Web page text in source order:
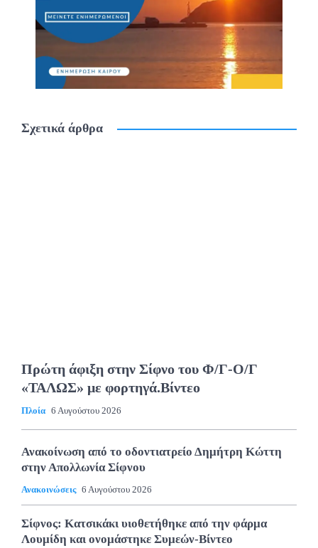
Σχετικά άρθρα
Πρώτη άφιξη στην Σίφνο του Φ/Γ-Ο/Γ
«ΤΑΛΩΣ» με φορτηγά.Βίντεο
Πλοία 6 Αυγούστου 2026
Ανακοίνωση από το οδοντιατρείο Δημήτρη Κώττη
στην Απολλωνία Σίφνου
Ανακοινώσεις 6 Αυγούστου 2026
Σίφνος: Κατσικάκι υιοθετήθηκε από την φάρμα
Λουμίδη και ονομάστηκε Συμεών-Βίντεο